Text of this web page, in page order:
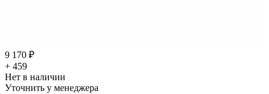
9 170 ₽
+ 459
Нет в наличии
Уточнить у менеджера